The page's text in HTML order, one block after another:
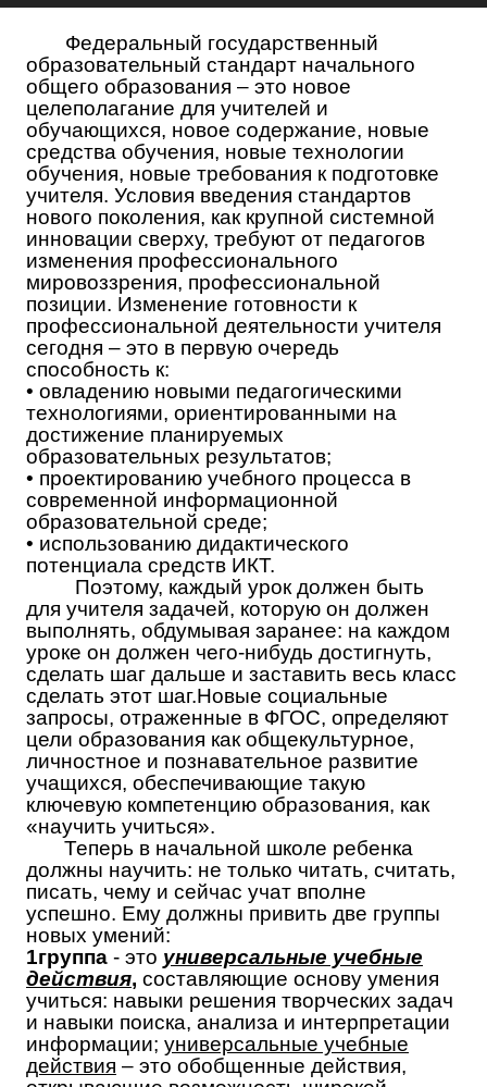
Федеральный государственный
образовательный стандарт начального
общего образования – это новое
целеполагание для учителей и
обучающихся, новое содержание, новые
средства обучения, новые технологии
обучения, новые требования к подготовке
учителя. Условия введения стандартов
нового поколения, как крупной системной
инновации сверху, требуют от педагогов
изменения профессионального
мировоззрения, профессиональной
позиции. Изменение готовности к
профессиональной деятельности учителя
сегодня – это в первую очередь
способность к:
• овладению новыми педагогическими
технологиями, ориентированными на
достижение планируемых
образовательных результатов;
• проектированию учебного процесса в
современной информационной
образовательной среде;
• использованию дидактического
потенциала средств ИКТ.
Поэтому, каждый урок должен быть
для учителя задачей, которую он должен
выполнять, обдумывая заранее: на каждом
уроке он должен чего-нибудь достигнуть,
сделать шаг дальше и заставить весь класс
сделать этот шаг.Новые социальные
запросы, отраженные в ФГОС, определяют
цели образования как общекультурное,
личностное и познавательное развитие
учащихся, обеспечивающие такую
ключевую компетенцию образования, как
«научить учиться».
Теперь в начальной школе ребенка
должны научить: не только читать, считать,
писать, чему и сейчас учат вполне
успешно. Ему должны привить две группы
новых умений:
1группа - это универсальные учебные
действия, составляющие основу умения
учиться: навыки решения творческих задач
и навыки поиска, анализа и интерпретации
информации; универсальные учебные
действия – это обобщенные действия,